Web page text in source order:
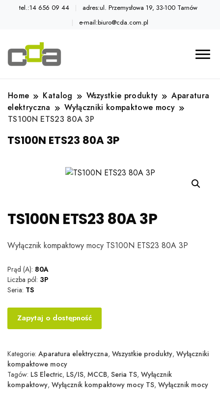
tel.:14 656 09 44
adres:ul. Przemysłowa 19, 33-100 Tarnów
e-mail:biuro@cda.com.pl
Home Katalog Wszystkie produkty
Aparatura
elektryczna
Wyłączniki kompaktowe mocy
TS100N ETS23 80A 3P
TS100N ETS23 80A 3P
TS100N ETS23 80A 3P
Wyłącznik kompaktowy mocy TS100N ETS23 80A 3P
Prąd (A): 80A
Liczba pól: 3P
Seria: TS
Zapytaj o dostępność
Kategorie: Aparatura elektryczna, Wszystkie produkty, Wyłączniki
kompaktowe mocy
Tagów: LS Electric, LS/IS, MCCB, Seria TS, Wyłącznik
kompaktowy, Wyłącznik kompaktowy mocy TS, Wyłącznik mocy